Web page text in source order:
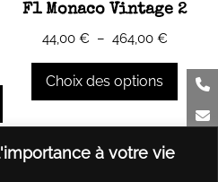
à votre vie
sur
page
€
F1 Monaco Vintage 2
44,00 € – 464,00 €Plage
44,00 €
464,00
Choix des options
Ce
produit